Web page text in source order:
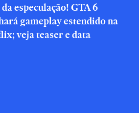
especulação! GTA 6
gameplay estendido na
veja teaser e data